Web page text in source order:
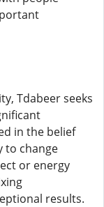
Tdabeer seeks
in the belief
to change
or energy
results.